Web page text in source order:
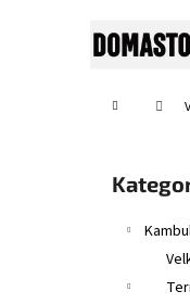
Domů
Přeskočit
kategorie
Zpět
Zpět